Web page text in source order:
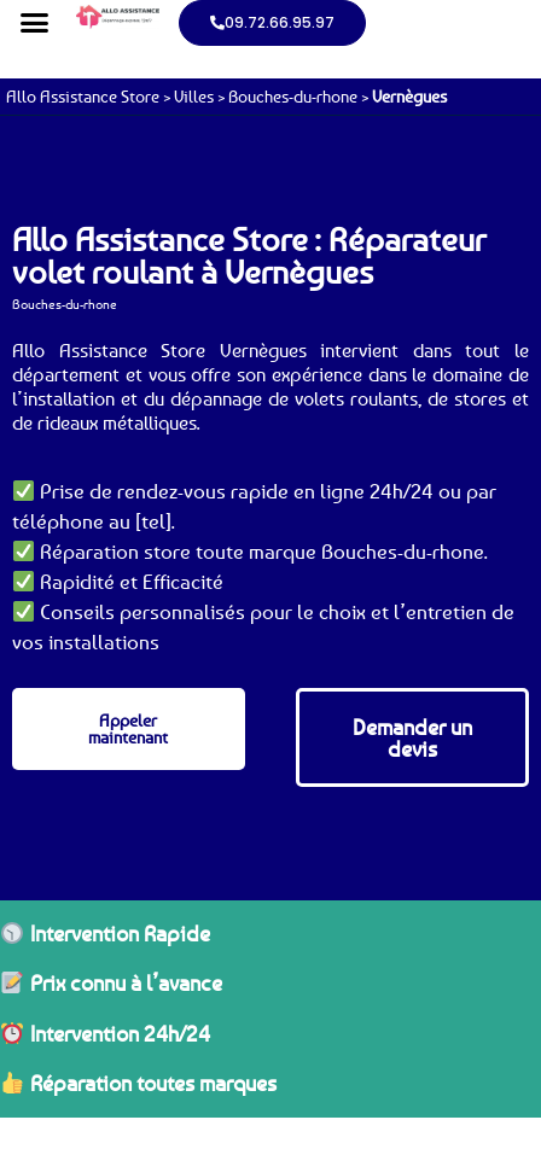
09.72.66.95.97
Allo Assistance Store >Villes >Bouches-du-rhone >Vernègues
Allo Assistance Store : Réparateur
volet roulant à Vernègues
Bouches-du-rhone
Allo Assistance Store Vernègues intervient dans tout le
département et vous offre son expérience dans le domaine de
l’installation et du dépannage de volets roulants, de stores et
de rideaux métalliques.
Prise de rendez-vous rapide en ligne 24h/24 ou par
téléphone au [tel].
Réparation store toute marque Bouches-du-rhone.
Rapidité et Efficacité
Conseils personnalisés pour le choix et l’entretien de
vos installations
Appeler
maintenant
Demander un
devis
Intervention Rapide
Prix connu à l’avance
Intervention 24h/24
Réparation toutes marques